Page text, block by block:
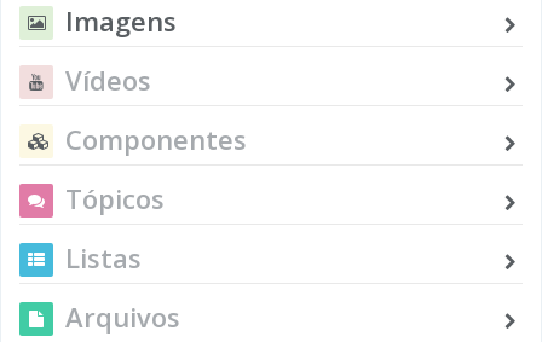
Imagens
Vídeos
Componentes
Tópicos
Listas
Arquivos